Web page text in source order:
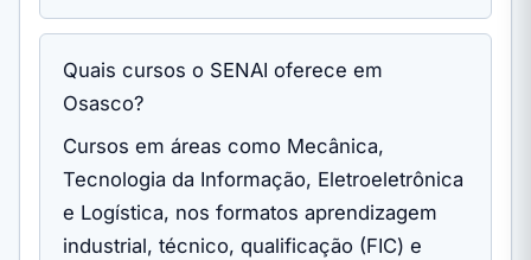
Quais cursos o SENAI oferece em
Osasco?
Cursos em áreas como Mecânica,
Tecnologia da Informação, Eletroeletrônica
e Logística, nos formatos aprendizagem
industrial, técnico, qualificação (FIC) e